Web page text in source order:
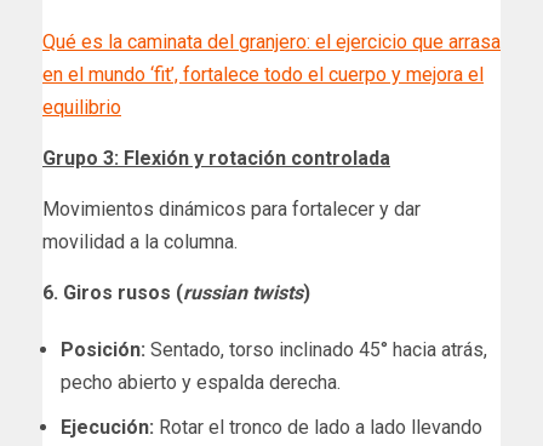
Qué es la caminata del granjero: el ejercicio que arrasa
en el mundo ‘fit’, fortalece todo el cuerpo y mejora el
equilibrio
Grupo 3: Flexión y rotación controlada
Movimientos dinámicos para fortalecer y dar
movilidad a la columna.
6. Giros rusos (russian twists)
Posición: Sentado, torso inclinado 45° hacia atrás,
pecho abierto y espalda derecha.
Ejecución: Rotar el tronco de lado a lado llevando